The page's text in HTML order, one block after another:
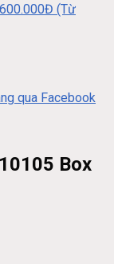
600.000Đ (Từ
qua Facebook
Box